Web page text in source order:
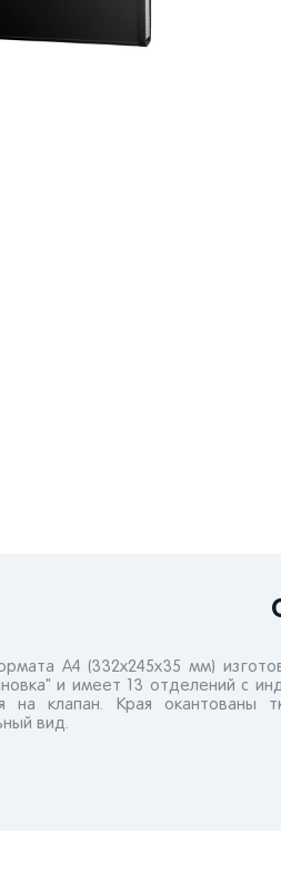
А4 (332х245х35 мм)
и имеет 13 отделений с
на клапан. Края
вид.